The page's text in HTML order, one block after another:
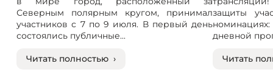
Северным полярным кругом, принимал
участников с 7 по 9 июля. В первый день
состоялись публичные...
Читать полностью ›
защиты
дневной
Читать